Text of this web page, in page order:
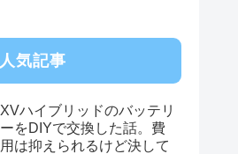
人気記事
XVハイブリッドのバッテリ
ーをDIYで交換した話。費
用は抑えられるけど決して